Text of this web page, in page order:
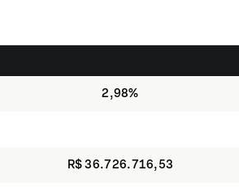
2,98%
R$ 36.726.716,53